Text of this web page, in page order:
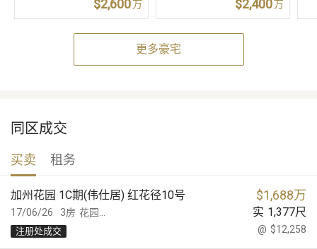
$2,600万 $2,400万
更多豪宅
同区成交
买卖 租务
17/06/26
加州花园 1C期(伟仕居) 红花径10号 $1,688万
花园... 实 1,377尺
3房
@ $12,258
注册处成交